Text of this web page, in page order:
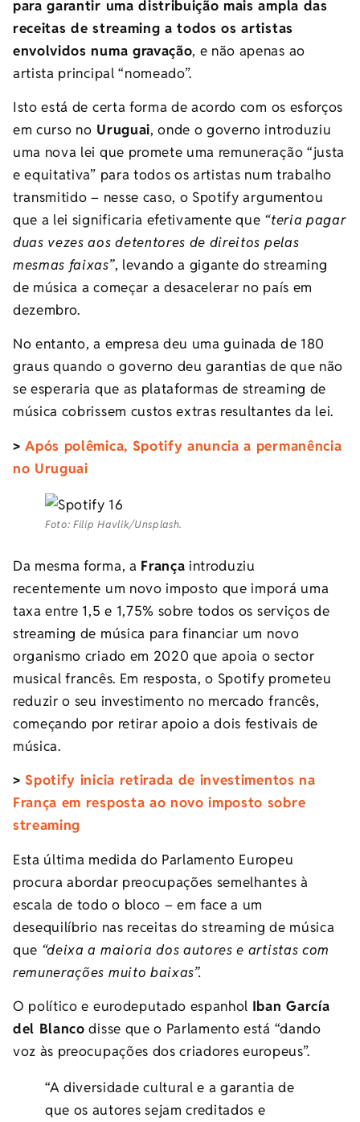
para garantir uma distribuição mais ampla das
receitas de streaming a todos os artistas
envolvidos numa gravação, e não apenas ao
artista principal “nomeado”.
Isto está de certa forma de acordo com os esforços
em curso no Uruguai, onde o governo introduziu
uma nova lei que promete uma remuneração “justa
e equitativa” para todos os artistas num trabalho
transmitido – nesse caso, o Spotify argumentou
que a lei significaria efetivamente que “teria pagar
duas vezes aos detentores de direitos pelas
mesmas faixas”, levando a gigante do streaming
de música a começar a desacelerar no país em
dezembro.
No entanto, a empresa deu uma guinada de 180
graus quando o governo deu garantias de que não
se esperaria que as plataformas de streaming de
música cobrissem custos extras resultantes da lei.
>Após polêmica, Spotify anuncia a permanência
no Uruguai
Foto: Filip Havlik/Unsplash.
Da mesma forma, a França introduziu
recentemente um novo imposto que imporá uma
taxa entre 1,5 e 1,75% sobre todos os serviços de
streaming de música para financiar um novo
organismo criado em 2020 que apoia o sector
musical francês. Em resposta, o Spotify prometeu
reduzir o seu investimento no mercado francês,
começando por retirar apoio a dois festivais de
música.
>Spotify inicia retirada de investimentos na
França em resposta ao novo imposto sobre
streaming
Esta última medida do Parlamento Europeu
procura abordar preocupações semelhantes à
escala de todo o bloco – em face a um
desequilíbrio nas receitas do streaming de música
que “deixa a maioria dos autores e artistas com
remunerações muito baixas”.
O político e eurodeputado espanhol Iban García
del Blanco disse que o Parlamento está “dando
voz às preocupações dos criadores europeus”.
“A diversidade cultural e a garantia de
que os autores sejam creditados e